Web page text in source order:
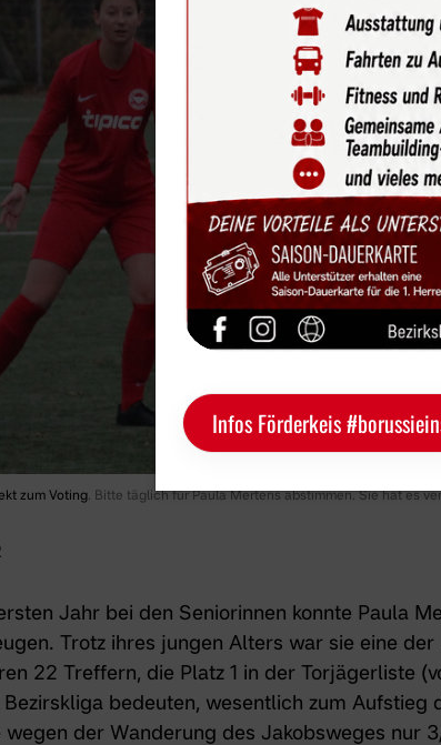
zum Voting. Bitte täglich für Paula Mertens abstimmen. Sie hat es
Jahr bei den Seniorinnen konnte Paula
Trotz ihres jungen Alters war sie eine
22 Treffern, die Platz 1 in der Torjägerliste
bedeuten, wesentlich zum Aufstieg
wegen der Wanderung des Jakobsweges nur
Infos Förderkeis